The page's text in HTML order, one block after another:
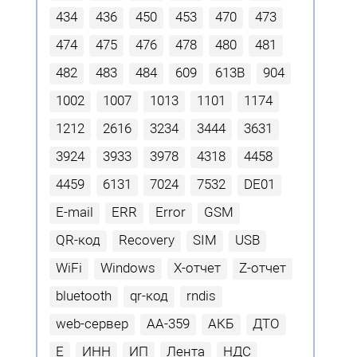
434 436 450 453 470
473
474
475 476 478 480
481
482
483 484 609 613В
904
1002
1007 1013 1101
1174
1212
2616 3234 3444
3631
3924
3933 3978 4318
4458
4459
6131 7024 7532
DE01
E-mail
ERR Error
GSM
QR-код
Recovery SIM
USB
WiFi
Windows X-отчет
Z-отчет
bluetooth
qr-код
rndis
web-сервер
АА-359 АКБ
ДТО
Е
ИНН ИП Лента НДС